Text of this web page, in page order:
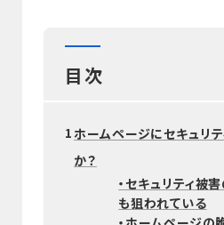
目次
1ホームページにセキュリ
か？
・セキュリティ被
も狙われている